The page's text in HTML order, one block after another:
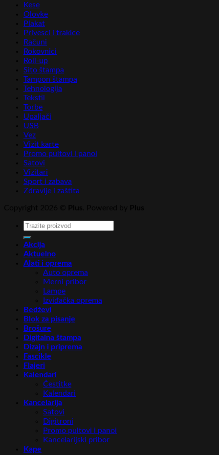
Kese
Olovke
Plakat
Privesci i trakice
Računi
Rokovnici
Roll-up
Sito štampa
Tampon štampa
Tehnologija
Tekstil
Torbe
Upaljači
USB
Vez
Vizit karte
Promo pultovi i panoi
Satovi
Vizitari
Sport i zabava
Zdravlje i zaštita
Pretraga
Akcija
Aktuelno
Alati i oprema
Auto oprema
Merni pribor
Lampe
Izviđačka oprema
Bedževi
Blok za pisanje
Brošure
Digitalna štampa
Dizajn i priprema
Fascikle
Flajeri
Kalendari
Čestitke
Kalendari
Kancelarija
Satovi
Digitroni
Promo pultovi i panoi
Kancelarijski pribor
Kape